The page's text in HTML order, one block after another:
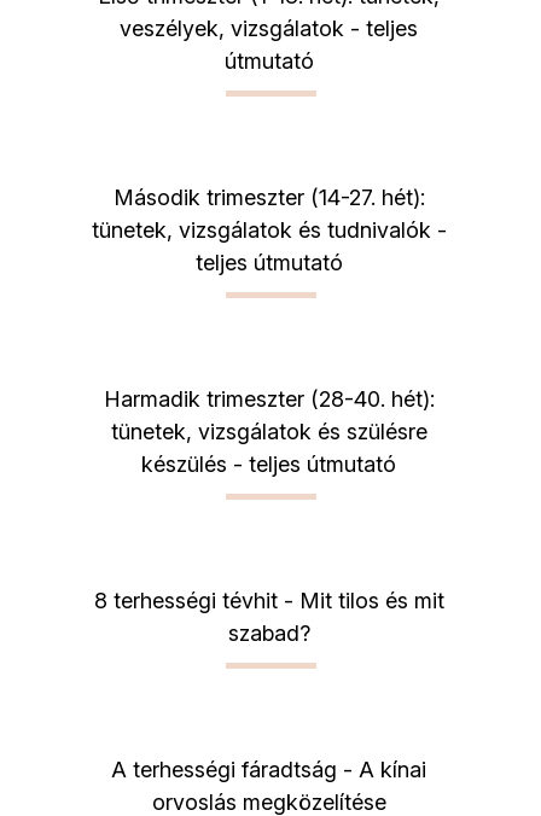
veszélyek, vizsgálatok - teljes
útmutató
Második trimeszter (14-27. hét):
tünetek, vizsgálatok és tudnivalók -
teljes útmutató
Harmadik trimeszter (28-40. hét):
tünetek, vizsgálatok és szülésre
készülés - teljes útmutató
8 terhességi tévhit - Mit tilos és mit
szabad?
A terhességi fáradtság - A kínai
orvoslás megközelítése